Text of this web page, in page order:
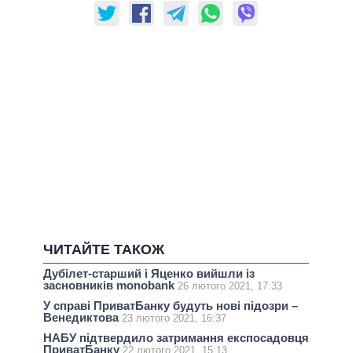
ЧИТАЙТЕ ТАКОЖ
Дубілет-старший і Яценко вийшли із
засновників monobank 26 лютого 2021, 17:33
У справі ПриватБанку будуть нові підозри –
Венедиктова 23 лютого 2021, 16:37
НАБУ підтвердило затримання експосадовця
ПриватБанку 22 лютого 2021, 15:13